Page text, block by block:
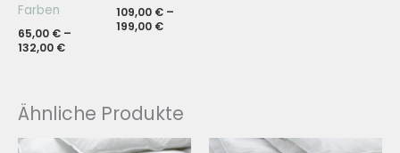
Farben
65,00 € –
132,00 €
109,00 €–
199,00 €
Ähnliche Produkte